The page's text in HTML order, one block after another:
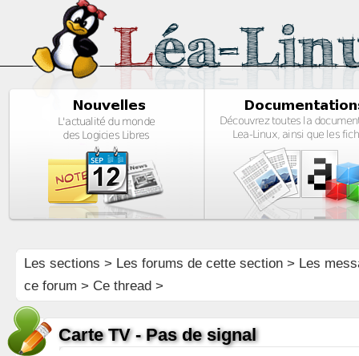
Les sections > Les forums de cette section> Les
ce forum > Ce thread >
Carte TV - Pas de signal